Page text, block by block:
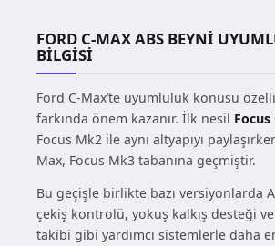
FORD C-MAX ABS BEYNI
BILGISI
Ford C-Max’te uyumluluk konusu
farkında önem kazanır. İlk nesil Focus
Focus Mk2 ile aynı altyapıyı
Max, Focus Mk3 tabanına geçmiştir.
Bu geçişle birlikte bazı versiyonlarda
çekiş kontrolü, yokuş kalkış desteği
takibi gibi yardımcı sistemlerle daha